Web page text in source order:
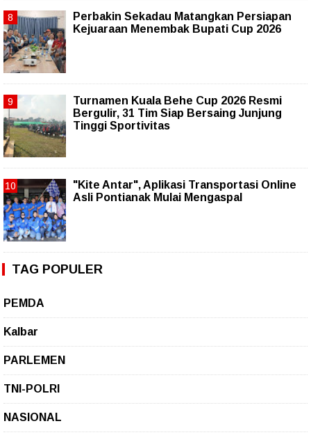
Perbakin Sekadau Matangkan Persiapan
Kejuaraan Menembak Bupati Cup 2026
Turnamen Kuala Behe Cup 2026 Resmi
Bergulir, 31 Tim Siap Bersaing Junjung
Tinggi Sportivitas
"Kite Antar", Aplikasi Transportasi Online
Asli Pontianak Mulai Mengaspal
TAG POPULER
PEMDA
Kalbar
PARLEMEN
TNI-POLRI
NASIONAL